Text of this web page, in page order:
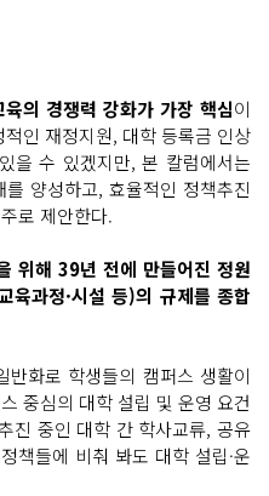
육의 경쟁력 강화가 가장 핵심이
인 재정지원, 대학 등록금 인상
을 수 있겠지만, 본 칼럼에서는
양성하고, 효율적인 정책추진
로 제안한다.
위해 39년 전에 만들어진 정원
육과정·시설 등)의 규제를 종합
화로 학생들의 캠퍼스 생활이
중심의 대학 설립 및 운영 요건
진 중인 대학 간 학사교류, 공유
책들에 비춰 봐도 대학 설립·운